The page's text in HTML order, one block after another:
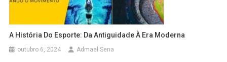
A História Do Esporte: Da Antiguidade À Era Moderna
outubro 6, 2024 Admael Sena